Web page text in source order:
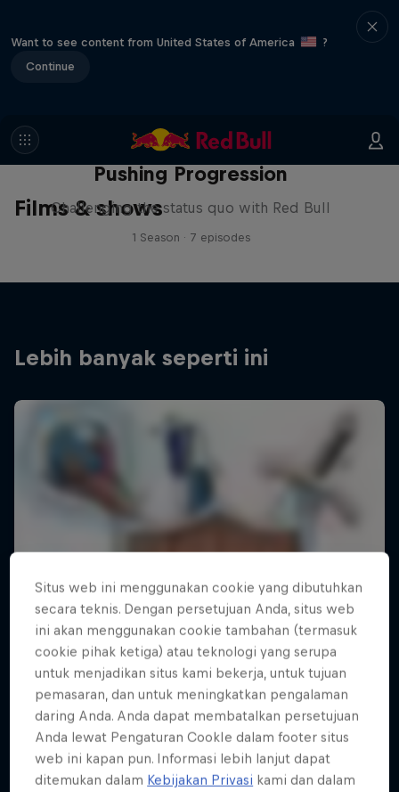
Want to see content from United States of America
?
Continue
Films & shows
Pushing Progression
Challenging the status quo with Red Bull
1 Season · 7 episodes
Lebih banyak seperti ini
Situs web ini menggunakan cookie yang dibutuhkan
secara teknis. Dengan persetujuan Anda, situs web
ini akan menggunakan cookie tambahan (termasuk
cookie pihak ketiga) atau teknologi yang serupa
untuk menjadikan situs kami bekerja, untuk tujuan
pemasaran, dan untuk meningkatkan pengalaman
daring Anda. Anda dapat membatalkan persetujuan
Anda lewat Pengaturan CookIe dalam footer situs
web ini kapan pun. Informasi lebih lanjut dapat
ditemukan dalam Kebijakan Privasi kami dan dalam